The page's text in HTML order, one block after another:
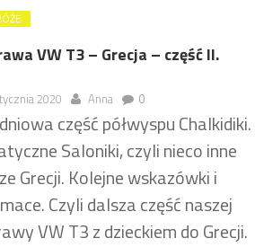
VW T3 – Grecja – część II.
2020 Anna 0
część półwyspu Chalkidiki.
Saloniki, czyli nieco inne
Grecji. Kolejne wskazówki i
Czyli dalsza część naszej
VW T3 z dzieckiem do Grecji.